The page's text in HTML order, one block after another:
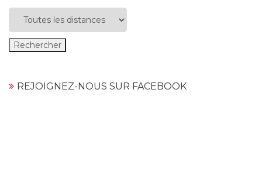
REJOIGNEZ-NOUS SUR FACEBOOK